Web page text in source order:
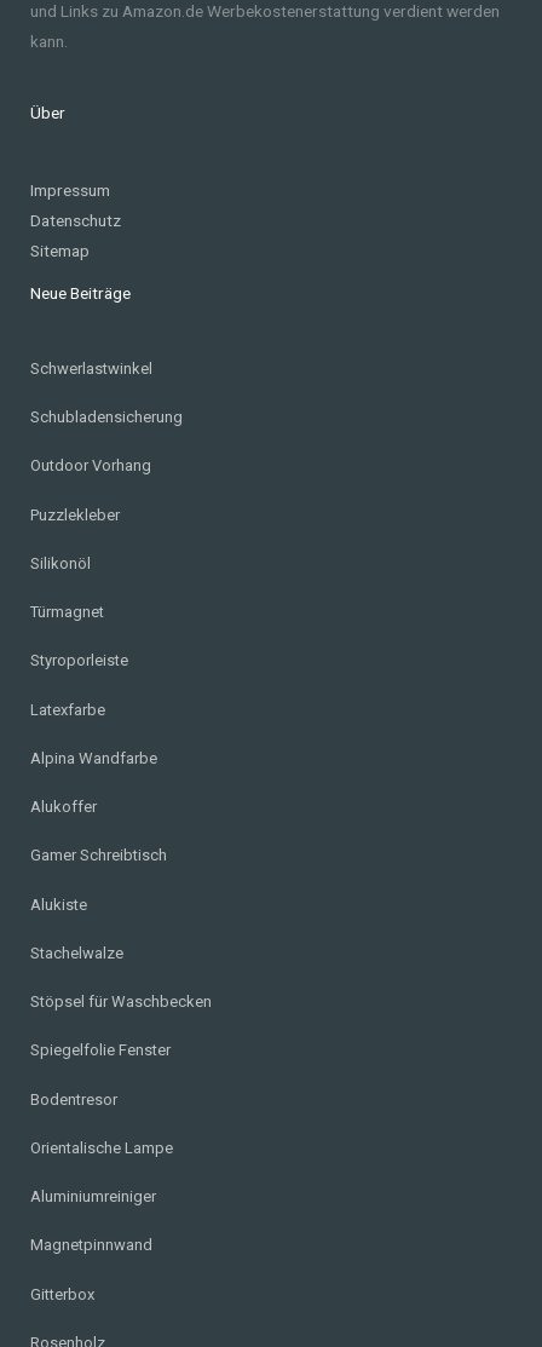
und Links zu Amazon.de Werbekostenerstattung verdient werden
kann.
Über
Impressum
Datenschutz
Sitemap
Neue Beiträge
Schwerlastwinkel
Schubladensicherung
Outdoor Vorhang
Puzzlekleber
Silikonöl
Türmagnet
Styroporleiste
Latexfarbe
Alpina Wandfarbe
Alukoffer
Gamer Schreibtisch
Alukiste
Stachelwalze
Stöpsel für Waschbecken
Spiegelfolie Fenster
Bodentresor
Orientalische Lampe
Aluminiumreiniger
Magnetpinnwand
Gitterbox
Rosenholz